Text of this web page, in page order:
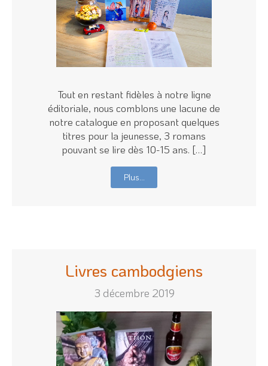
Tout en restant fidèles à notre ligne
éditoriale, nous comblons une lacune de
notre catalogue en proposant quelques
titres pour la jeunesse, 3 romans
pouvant se lire dès 10-15 ans. […]
Plus…
Livres cambodgiens
3 décembre 2019